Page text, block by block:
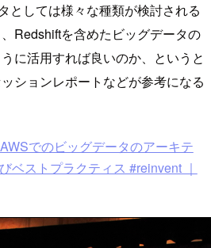
としては様々な種類が検討される
Redshiftを含めたビッグデータの
に活用すれば良いのか、というと
ションレポートなどが参考になる
でのビッグデータのアーキテ
ベストプラクティス #reinvent ｜